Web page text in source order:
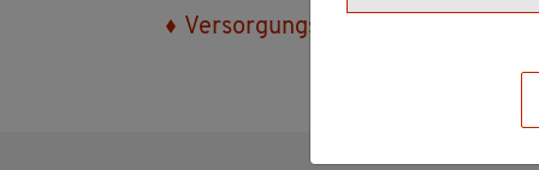
Ver­sor­gungs­werk der